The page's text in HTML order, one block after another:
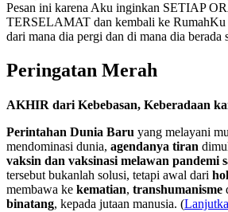
Pesan ini karena Aku inginkan SETIAP
TERSELAMAT dan kembali ke RumahKu
dari mana dia pergi dan di mana dia berada
Peringatan Merah
AKHIR dari Kebebasan, Keberadaan
Perintahan Dunia Baru yang melayani
mendominasi dunia, agendanya tiran
vaksin dan vaksinasi melawan pandemi
tersebut bukanlah solusi, tetapi awal dari
membawa ke kematian, transhumanisme
binatang, kepada jutaan manusia. (